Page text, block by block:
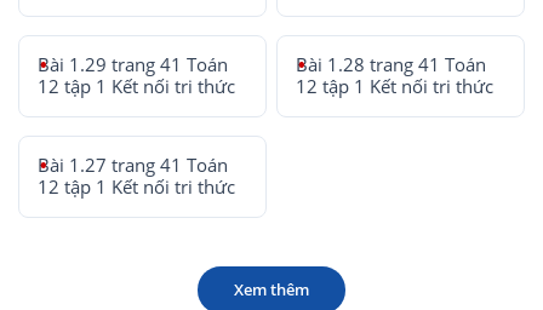
Bài 1.29 trang 41 Toán
12 tập 1 Kết nối tri thức
Bài 1.28 trang 41 Toán
12 tập 1 Kết nối tri thức
Bài 1.27 trang 41 Toán
12 tập 1 Kết nối tri thức
Xem thêm